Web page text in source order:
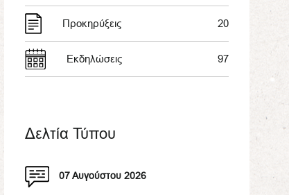
Προκηρύξεις 20
Εκδηλώσεις 97
Δελτία Τύπου
07 Αυγούστου 2026